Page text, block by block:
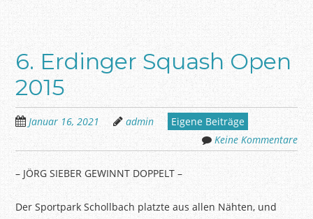
6. Erdinger Squash Open
2015
Januar 16, 2021 admin
Eigene Beiträge
Keine Kommentare
– JÖRG SIEBER GEWINNT DOPPELT –
Der Sportpark Schollbach platzte aus allen Nähten, und